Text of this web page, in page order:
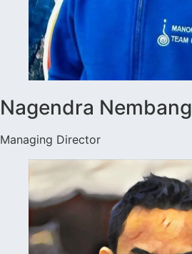
Nagendra Nembang
Managing Director